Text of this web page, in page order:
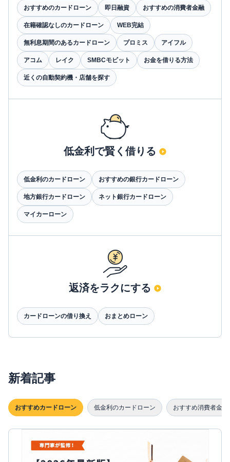
おすすめのカードローン 即日融資 おすすめの消費者金融
在籍確認なしのカードローン WEB完結
無利息期間のあるカードローン プロミス アイフル
アコム レイク SMBCモビット お金を借りる方法
近くの自動契約機・店舗を探す
低金利で賢く借りる
低金利のカードローン おすすめの銀行カードローン
地方銀行カードローン ネット銀行カードローン
マイカーローン
返済をラクにする
カードローンの借り換え おまとめローン
新着記事
おすすめカードローン 低金利のカードローン おすすめ消費者金融